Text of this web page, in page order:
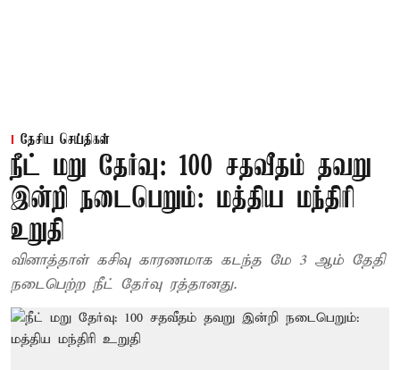
தேசிய செய்திகள்
நீட் மறு தேர்வு: 100 சதவீதம் தவறு
இன்றி நடைபெறும்: மத்திய மந்திரி
உறுதி
வினாத்தாள் கசிவு காரணமாக கடந்த மே 3 ஆம் தேதி
நடைபெற்ற நீட் தேர்வு ரத்தானது.